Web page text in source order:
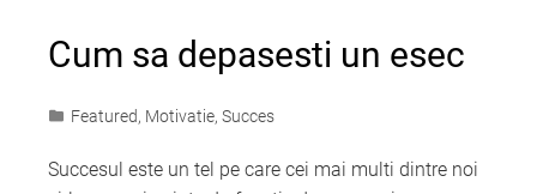
Cum sa depasesti un esec
Featured, Motivatie, Succes
Succesul este un tel pe care cei mai multi dintre noi